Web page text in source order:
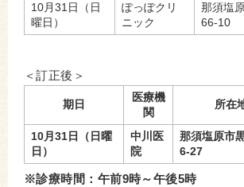
10月31日（日
曜日）
ぽっぽクリ
ニック
那須塩
66-10
＜訂正後＞
期日
医療機
関
所在
10月31日（日曜
日）
中川医
院
那須塩原市
6-27
※診療時間：午前9時～午後5時